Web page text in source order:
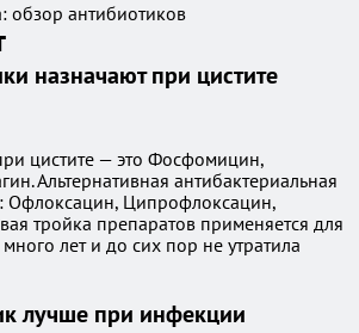
обзор антибиотиков
назначают при цистите
цистите — это Фосфомицин,
Альтернативная антибактериальная
Офлоксацин, Ципрофлоксацин,
тройка препаратов применяется для
лет и до сих пор не утратила
лучше при инфекции